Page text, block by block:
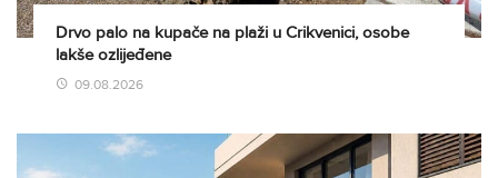
Drvo palo na kupače na plaži u Crikvenici, osobe
lakše ozlijeđene
09.08.2026